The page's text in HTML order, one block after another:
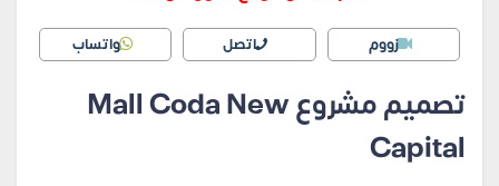
زووم اتصل واتساب
تصميم مشروع Mall Coda New
Capital